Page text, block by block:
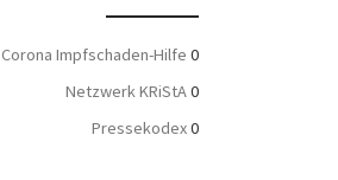
Corona Impfschaden-Hilfe 0
Netzwerk KRiStA0
Pressekodex0